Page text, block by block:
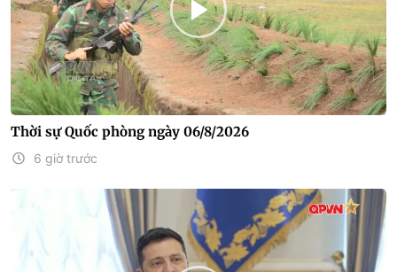
Thời sự Quốc phòng ngày 06/8/2026
6 giờ trước